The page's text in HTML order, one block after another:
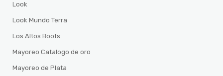
Look
Look Mundo Terra
Los Altos Boots
Mayoreo Catalogo de oro
Mayoreo de Plata